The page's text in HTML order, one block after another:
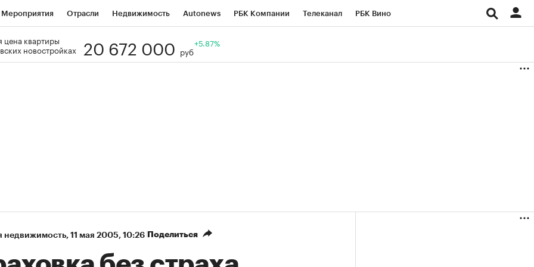
Мероприятия Отрасли Недвижимость Autonews РБК Компании Телеканал РБК Вино
Визионеры
цена квартиры
новостройках
20 672 000 руб
+5.87%
недвижимость⁠, 11 мая 2005, 10:26 Поделиться